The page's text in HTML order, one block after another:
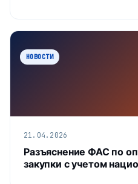
НОВОСТИ
21.04.2026
Разъяснение ФАС по
закупки с учетом